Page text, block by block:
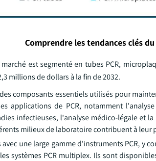
Comprendre les tendances clés
est segmenté en tubes PCR,
millions de dollars à la fin de 2032.
composants essentiels utilisés pour
applications de PCR, notamment
infectieuses, l'analyse médico-légale et
milieux de laboratoire contribuent à leur
une large gamme d'instruments PCR, y
systèmes PCR multiplex. Ils sont